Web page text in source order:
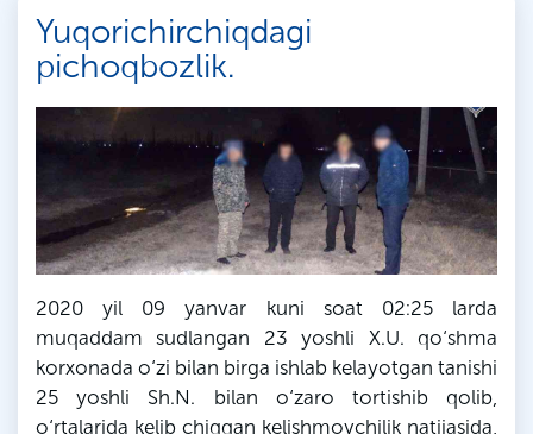
Yuqorichirchiqdagi
pichoqbozlik.
2020 yil 09 yanvar kuni soat 02:25 larda
muqaddam sudlangan 23 yoshli X.U. qo‘shma
korxonada o‘zi bilan birga ishlab kelayotgan tanishi
25 yoshli Sh.N. bilan o‘zaro tortishib qolib,
o‘rtalarida kelib chiqqan kelishmovchilik natijasida,